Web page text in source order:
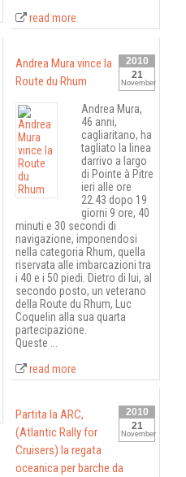
read more
2010
21
November
Andrea Mura vince la
Route du Rhum
Andrea Mura,
46 anni,
cagliaritano, ha
tagliato la linea
darrivo a largo
di Pointe à Pitre
ieri alle ore
22.43 dopo 19
giorni 9 ore, 40
minuti e 30 secondi di
navigazione, imponendosi
nella categoria Rhum, quella
riservata alle imbarcazioni tra
i 40 e i 50 piedi. Dietro di lui, al
secondo posto, un veterano
della Route du Rhum, Luc
Coquelin alla sua quarta
partecipazione.
Queste ...
read more
2010
21
November
Partita la ARC,
(Atlantic Rally for
Cruisers) la regata
oceanica per barche da